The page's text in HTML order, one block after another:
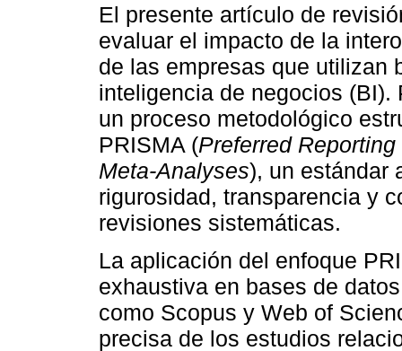
El presente artículo de
evaluar el impacto de la
de las empresas que utilizan
inteligencia de negocios
un proceso metodológico
PRISMA (Preferred
Meta-Analyses), un estándar
rigurosidad, transparencia y
revisiones sistemáticas.
La aplicación del enfoque
exhaustiva en bases de
como Scopus y Web of
precisa de los estudios